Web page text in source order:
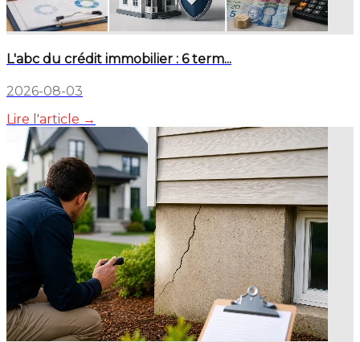
L'abc du crédit immobilier : 6 term...
2026-08-03
Lire l'article →